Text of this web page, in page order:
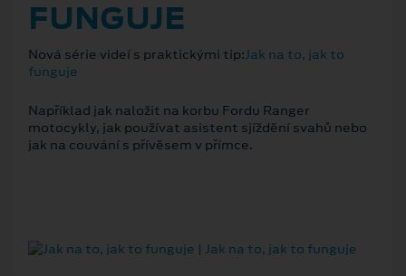
FUNGUJE
Nová série videí s praktickými tip:Jak na to, jak to
funguje
Například jak naložit na korbu Fordu Ranger
motocykly, jak používat asistent sjíždění svahů nebo
jak na couvání s přívěsem v přímce.